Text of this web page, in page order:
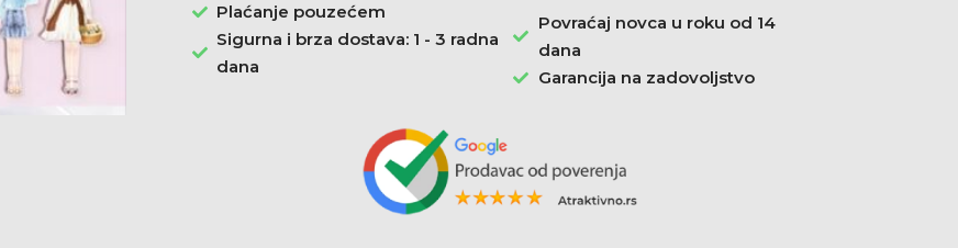
Plaćanje pouzećem
Sigurna i brza dostava: 1 - 3 radna
dana
Povraćaj novca u roku od 14
dana
Garancija na zadovoljstvo